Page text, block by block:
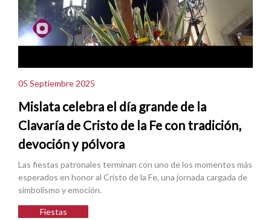
05 Septiembre 2025
Mislata celebra el día grande de la
Clavaría de Cristo de la Fe con tradición,
devoción y pólvora
Las fiestas patronales terminan con uno de los momentos más
esperados en honor al Cristo de la Fe, una jornada cargada de
simbolismo y emoción.
Fiestas